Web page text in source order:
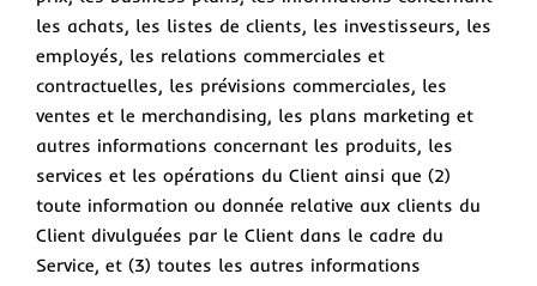
les achats, les listes de clients, les investisseurs, les
employés, les relations commerciales et
contractuelles, les prévisions commerciales, les
ventes et le merchandising, les plans marketing et
autres informations concernant les produits, les
services et les opérations du Client ainsi que (2)
toute information ou donnée relative aux clients du
Client divulguées par le Client dans le cadre du
Service, et (3) toutes les autres informations